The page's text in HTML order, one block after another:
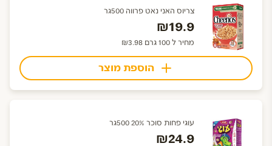
צריוס האני נאט פרווה 500גר
₪19.9
מחיר ל 100 גרם ₪3.98
הוספת מוצר
עוגי פחות סוכר 20% 500גר
₪24.9